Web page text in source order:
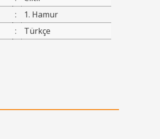
:
1. Hamur
: Türkçe